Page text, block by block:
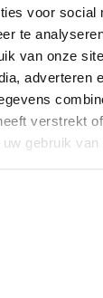
voor social
te
van onze
adverteren
verstrekt
gebruik